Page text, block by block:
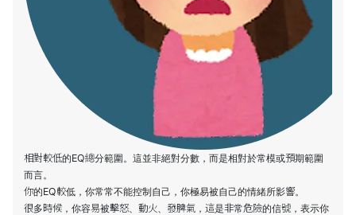
相對較低的EQ總分範圍。這並非絕對分數，而是相對於常模或預期範圍
而言。
你的EQ較低，你常常不能控制自己，你極易被自己的情緒所影響。
很多時候，你容易被擊怒、動火、發脾氣，這是非常危險的信號，表示你